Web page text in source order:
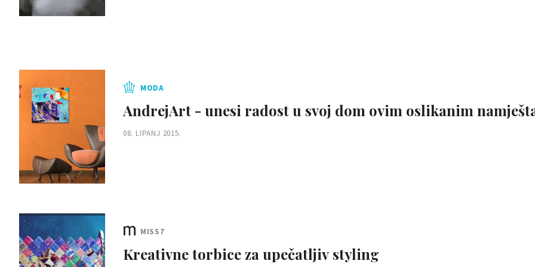
MODA
AndrejArt - unesi radost u svoj dom ovim oslikanim
08. LIPANJ 2015.
MISS7
Kreativne torbice za upečatljiv styling